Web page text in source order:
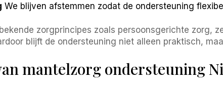
We blijven afstemmen zodat de ondersteuning
zorgprincipes zoals persoonsgerichte zorg,
blijft de ondersteuning niet alleen praktisch,
mantelzorg ondersteuning